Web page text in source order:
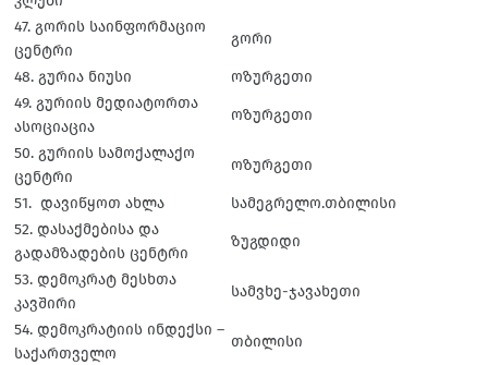
47. გორის საინფორმაციო
ცენტრი
გორი
48. გურია ნიუსი
ოზურგეთი
49. გურიის მედიატორთა
ასოციაცია
ოზურგეთი
50. გურიის სამოქალაქო
ცენტრი
ოზურგეთი
51. დავიწყოთ ახლა
სამეგრელო.თბილისი
52. დასაქმებისა და
გადამზადების ცენტრი
ზუგდიდი
53. დემოკრატ მესხთა
კავშირი
სამვხე-ჯავახეთი
54. დემოკრატიის ინდექსი –
საქართველო
თბილისი